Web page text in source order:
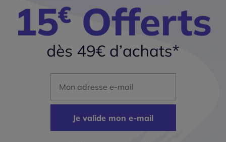
Je valide mon e-mail